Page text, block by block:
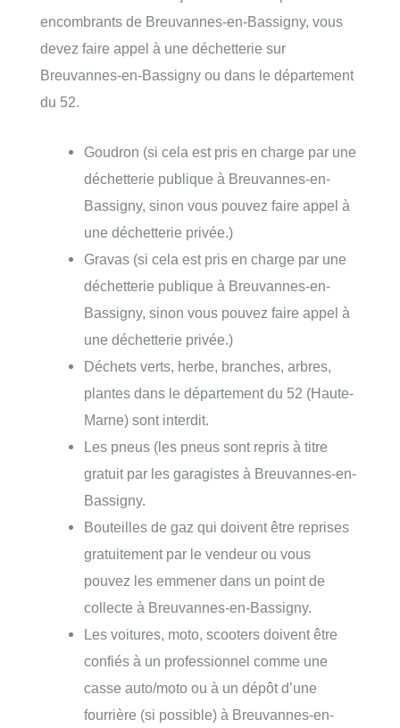
encombrants de Breuvannes-en-Bassigny, vous
devez faire appel à une déchetterie sur
Breuvannes-en-Bassigny ou dans le département
du 52.
Goudron (si cela est pris en charge par une
déchetterie publique à Breuvannes-en-
Bassigny, sinon vous pouvez faire appel à
une déchetterie privée.)
Gravas (si cela est pris en charge par une
déchetterie publique à Breuvannes-en-
Bassigny, sinon vous pouvez faire appel à
une déchetterie privée.)
Déchets verts, herbe, branches, arbres,
plantes dans le département du 52 (Haute-
Marne) sont interdit.
Les pneus (les pneus sont repris à titre
gratuit par les garagistes à Breuvannes-en-
Bassigny.
Bouteilles de gaz qui doivent être reprises
gratuitement par le vendeur ou vous
pouvez les emmener dans un point de
collecte à Breuvannes-en-Bassigny.
Les voitures, moto, scooters doivent être
confiés à un professionnel comme une
casse auto/moto ou à un dépôt d’une
fourrière (si possible) à Breuvannes-en-